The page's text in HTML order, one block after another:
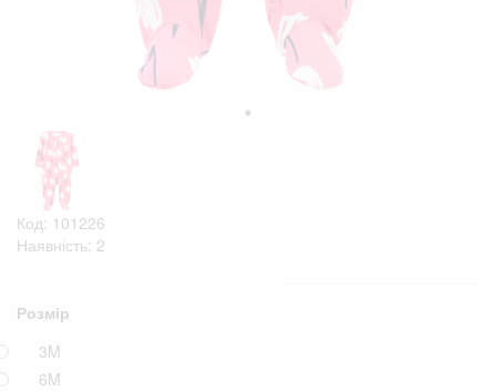
Код: 101226
Наявність: 2
Розмір
3M
6M